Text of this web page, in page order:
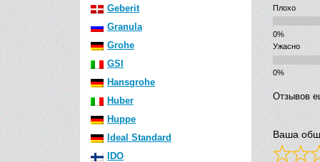
Geberit
Granula
Grohe
GSI
Hansgrohe
Huber
Huppe
Ideal Standard
IDO
Плохо
Ужасно
Отзывов
Ваша